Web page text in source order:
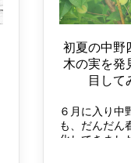
初夏の中野
木の実を発
目して
６月に入り中
も、だんだん
化してきま